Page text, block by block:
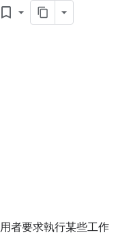
bookmark_border
者要求執行某些工作